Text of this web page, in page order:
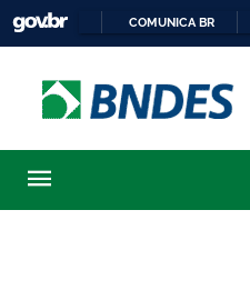
COMUNICA BR